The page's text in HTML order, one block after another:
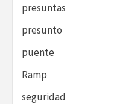
presuntas
presunto
puente
Ramp
seguridad